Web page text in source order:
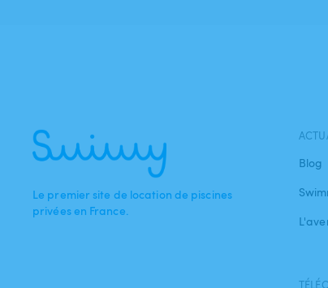
Le premier site de location de piscines
privées en France.
Blog